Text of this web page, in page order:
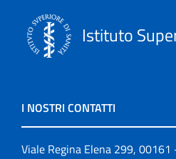
Istituto
I NOSTRI CONTATTI
Viale Regina Elena 299, 00161